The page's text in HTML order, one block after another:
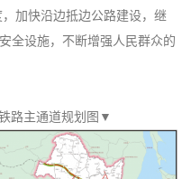
加快沿边抵边公路建设，继
全设施，不断增强人民群众的
主通道规划图▼